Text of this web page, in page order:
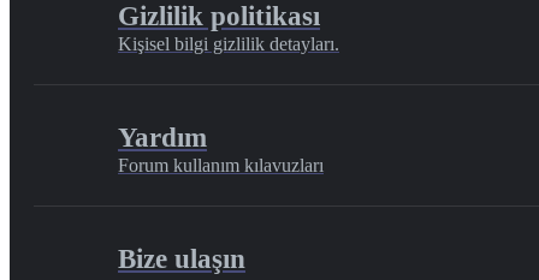
Gizlilik politikası
Kişisel bilgi gizlilik detayları.
Yardım
Forum kullanım kılavuzları
Bize ulaşın